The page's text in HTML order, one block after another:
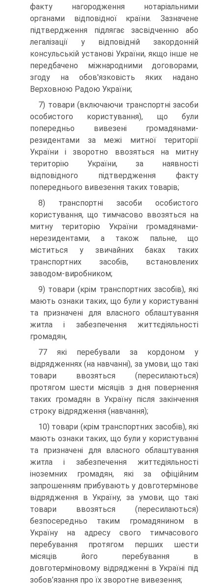
факту нагородження нотаріальними
органами відповідної країни. Зазначене
підтвердження підлягає засвідченню або
легалізації у відповідній закордонній
консульській установі України, якщо інше не
передбачено міжнародними договорами,
згоду на обов'язковість яких надано
Верховною Радою України;
7) товари (включаючи транспортні засоби
особистого користування), що були
попередньо вивезені громадянами-
резидентами за межі митної території
України і зворотно ввозяться на митну
територію України, за наявності
відповідного підтвердження факту
попереднього вивезення таких товарів;
8) транспортні засоби особистого
користування, що тимчасово ввозяться на
митну територію України громадянами-
нерезидентами, а також пальне, що
міститься у звичайних баках таких
транспортних засобів, встановлених
заводом-виробником;
9) товари (крім транспортних засобів), які
мають ознаки таких, що були у користуванні
та призначені для власного облаштування
житла і забезпечення життєдіяльності
громадян,
77 які перебували за кордоном у
відрядженнях (на навчанні), за умови, що такі
товари ввозяться (пересилаються)
протягом шести місяців з дня повернення
таких громадян в Україну після закінчення
строку відрядження (навчання);
10) товари (крім транспортних засобів), які
мають ознаки таких, що були у користуванні
та призначені для власного облаштування
житла і забезпечення життєдіяльності
іноземних громадян, які за офіційним
запрошенням прибувають у довготермінове
відрядження в Україну, за умови, що такі
товари ввозяться (пересилаються)
безпосередньо таким громадянином в
Україну на адресу свого тимчасового
перебування протягом перших шести
місяців його перебування в
довготерміновому відрядженні в Україні під
зобов’язання про їх зворотне вивезення;